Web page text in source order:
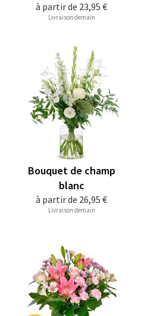
à partir de 23,95 €
Livraison demain
à partir de 26,95 €
Bouquet de champ
blanc
Livraison demain